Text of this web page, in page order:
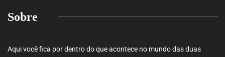
Sobre
Aqui você fica por dentro do que acontece no mundo das duas